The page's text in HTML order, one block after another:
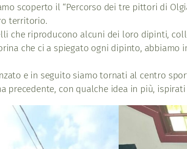
scoperto il “Percorso dei tre pittori di
territorio.
che riproducono alcuni dei loro dipinti,
che ci a spiegato ogni dipinto,
e in seguito siamo tornati al centro
precedente, con qualche idea in più,